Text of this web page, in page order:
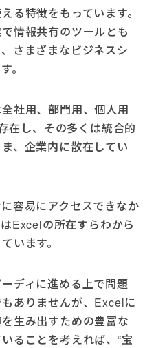
る特徴をもっています。
情報共有のツールとも
さまざまなビジネスシ
。
社用、部門用、個人用
在し、その多くは統合的
、企業内に散在してい
容易にアクセスできなか
Excelの所在すらわから
います。
ディに進める上で問題
ありませんが、Excelに
生み出すための豊富な
ることを考えれば、“宝